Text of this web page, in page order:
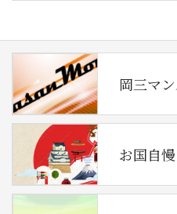
岡三マ
お国自慢